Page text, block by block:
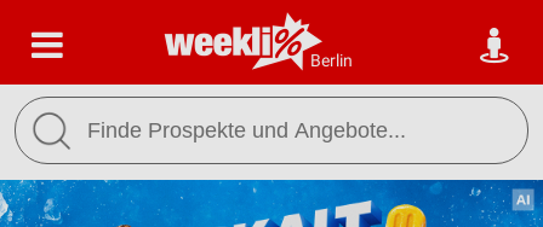
Berlin